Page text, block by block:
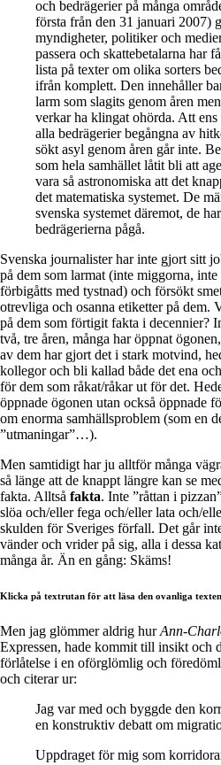
och bedrägerier på många
första från den 31 januari 2007)
myndigheter, politiker och
passera och skattebetalarna har
lista på texter om olika sorters
ifrån komplett. Den innehåller
larm som slagits genom åren
verkar ha klingat ohörda. Att
alla bedrägerier begångna av
sökt asyl genom åren går inte.
som hela samhället låtit bli att
vara så astronomiska att det
det matematiska systemet. De
svenska systemet däremot, de
bedrägerierna pågå.
Svenska journalister har inte gjort sitt
på dem som larmat (inte miggorna, inte
förbigåtts med tystnad) och försökt
otrevliga och osanna etiketter på dem.
på dem som förtigit fakta i decennier?
två, tre åren, många har öppnat
av dem har gjort det i stark motvind,
kollegor och bli kallad både det ena
för dem som råkat/råkar ut för det.
öppnade ögonen utan också öppnade
om enorma samhällsproblem (som en
”utmaningar”…).
Men samtidigt har ju alltför många
så länge att de knappt längre kan se
fakta. Alltså fakta. Inte ”råttan i
slöa och/eller fega och/eller lata och/
skulden för Sveriges förfall. Det går
vänder och vrider på sig, alla i dessa
många år. Än en gång: Skäms!
Klicka på textrutan för att läsa den ovanliga texten
Men jag glömmer aldrig hurAnn-
Expressen, hade kommit till insikt och
förlåtelse i en oförglömlig och
och citerar ur:
Jag var med och byggde den
en konstruktiv debatt om
Uppdraget för mig som